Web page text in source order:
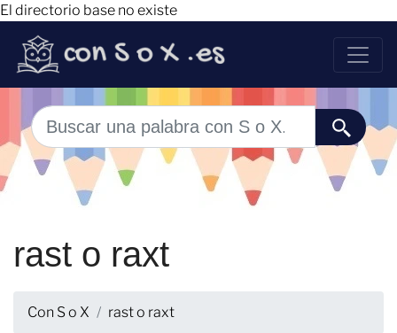
El directorio base no existe
rast o raxt
Con S o X rast o raxt